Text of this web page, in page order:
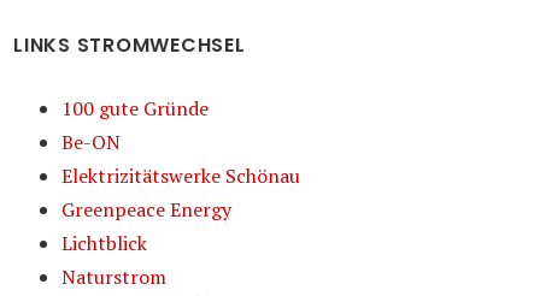
LINKS STROMWECHSEL
100 gute Gründe
Be-ON
Elektrizitätswerke Schönau
Greenpeace Energy
Lichtblick
Naturstrom